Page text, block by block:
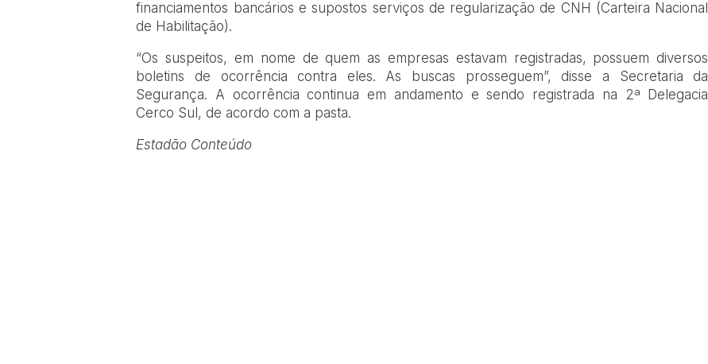
financiamentos bancários e supostos serviços de regularização de CNH (Carteira Nacional
de Habilitação).
“Os suspeitos, em nome de quem as empresas estavam registradas, possuem diversos
boletins de ocorrência contra eles. As buscas prosseguem”, disse a Secretaria da
Segurança. A ocorrência continua em andamento e sendo registrada na 2ª Delegacia
Cerco Sul, de acordo com a pasta.
Estadão Conteúdo